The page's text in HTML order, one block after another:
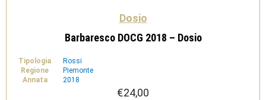
Dosio
Barbaresco DOCG 2018 – Dosio
Tipologia
Rossi
Regione
Piemonte
Annata
2018
€24,00